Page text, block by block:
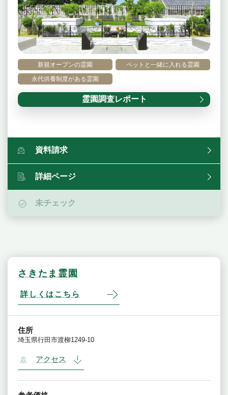
新規オープンの霊園
ペットと一緒に入れる霊園
永代供養制度がある霊園
霊園調査レポート
資料請求
詳細ページ
未チェック
さきたま霊園
詳しくはこちら
住所
埼玉県行田市渡柳1249-10
アクセス